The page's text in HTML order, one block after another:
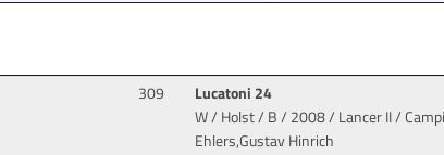
309
Lucatoni 24
W / Holst / B / 2008 / Lancer II /
Ehlers,Gustav Hinrich